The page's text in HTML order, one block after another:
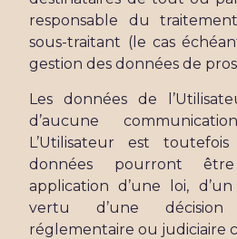
responsable du
sous-traitant (le cas
gestion des données de
Les données de
d’aucune
L’Utilisateur est
données pourront
application d’une loi,
vertu d’une
réglementaire ou judiciaire